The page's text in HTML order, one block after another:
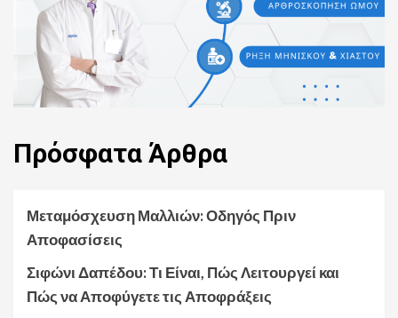
Πρόσφατα Άρθρα
Μεταμόσχευση Μαλλιών: Οδηγός Πριν
Αποφασίσεις
Σιφώνι Δαπέδου: Τι Είναι, Πώς Λειτουργεί και
Πώς να Αποφύγετε τις Αποφράξεις